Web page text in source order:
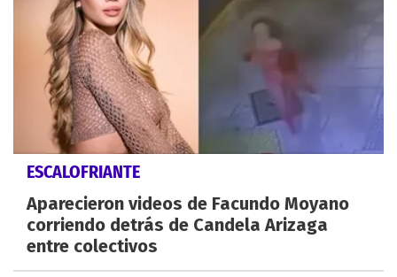
ESCALOFRIANTE
Aparecieron videos de Facundo Moyano
corriendo detrás de Candela Arizaga
entre colectivos